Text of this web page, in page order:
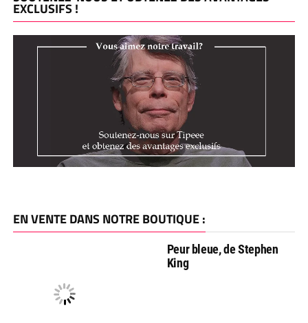
EXCLUSIFS !
EN VENTE DANS NOTRE BOUTIQUE :
Peur bleue, de Stephen
King